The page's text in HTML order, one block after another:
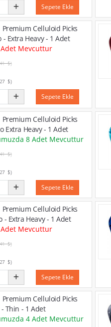
Sepete Ekle
Premium Celluloid Picks
Extra Heavy - 1 Adet
Adet Mevcuttur
$)
$)
Sepete Ekle
Premium Celluloid Picks
Extra Heavy - 1 Adet
8 Adet Mevcuttur
$)
$)
Sepete Ekle
Premium Celluloid Picks
- Extra Heavy - 1 Adet
Adet Mevcuttur
$)
$)
Sepete Ekle
Premium Celluloid Picks
Thin - 1 Adet
4 Adet Mevcuttur